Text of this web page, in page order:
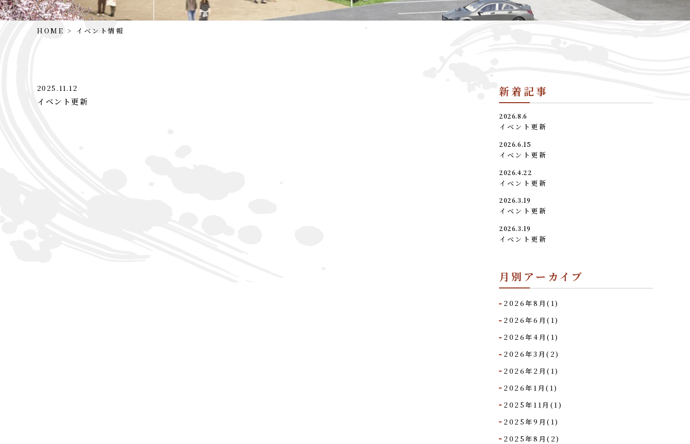
HOME イベント情報
2025.11.12
イベント更新
新着記事
2026.8.6
イベント更新
2026.6.15
イベント更新
2026.4.22
イベント更新
2026.3.19
イベント更新
2026.3.19
イベント更新
月別アーカイブ
2026年8月(1)
2026年6月(1)
2026年4月(1)
2026年3月(2)
2026年2月(1)
2026年1月(1)
2025年11月(1)
2025年9月(1)
2025年8月(2)